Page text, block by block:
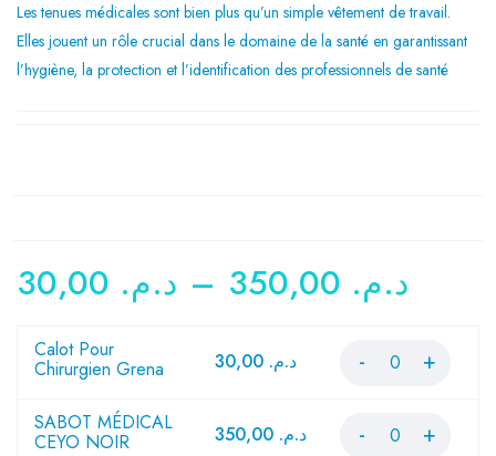
Les tenues médicales sont bien plus qu’un simple vêtement de travail.
Elles jouent un rôle crucial dans le domaine de la santé en garantissant
l’hygiène, la protection et l’identification des professionnels de santé
د.م. – د.م.
Calot Pour
Chirurgien Grena د.م.
SABOT MÉDICAL
CEYO NOIR د.م.